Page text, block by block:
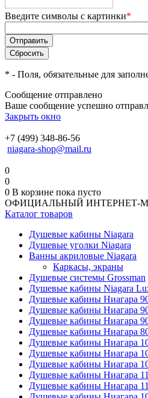
Введите символы с картинки*
* - Поля, обязательные для
Сообщение отправлено
Ваше сообщение успешно
Закрыть окно
+7 (499) 348-86-56
niagara-shop@mail.ru
0
0
0 В корзине пока пусто
ОФИЦИАЛЬНЫЙ ИНТЕРНЕТ-
Каталог товаров
Душевые кабины Niagara
Душевые уголки Niagara
Ванны акриловые Niagara
Каркасы, экраны
Душевые системы Grossman
Душевые кабины Niagara
Душевые кабины Ниагара
Душевые кабины Ниагара
Душевые кабины Ниагара
Душевые кабины Ниагара
Душевые кабины Ниагара
Душевые кабины Ниагара
Душевые кабины Ниагара
Душевые кабины Ниагара
Душевые кабины Ниагара